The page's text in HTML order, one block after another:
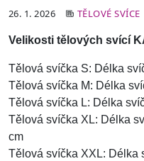
26. 1. 2026 TĚLOVÉ SVÍCE
Velikosti tělových svící
Tělová svíčka S: Délka
Tělová svíčka M: Délka
Tělová svíčka L: Délka
Tělová svíčka XL: Délka
cm
Tělová svíčka XXL: Délka